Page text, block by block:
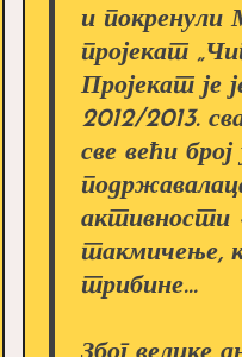
и покренули
пројекат
Пројекат је
2012/2013.
све већи
активности
такмичење,
трибине...